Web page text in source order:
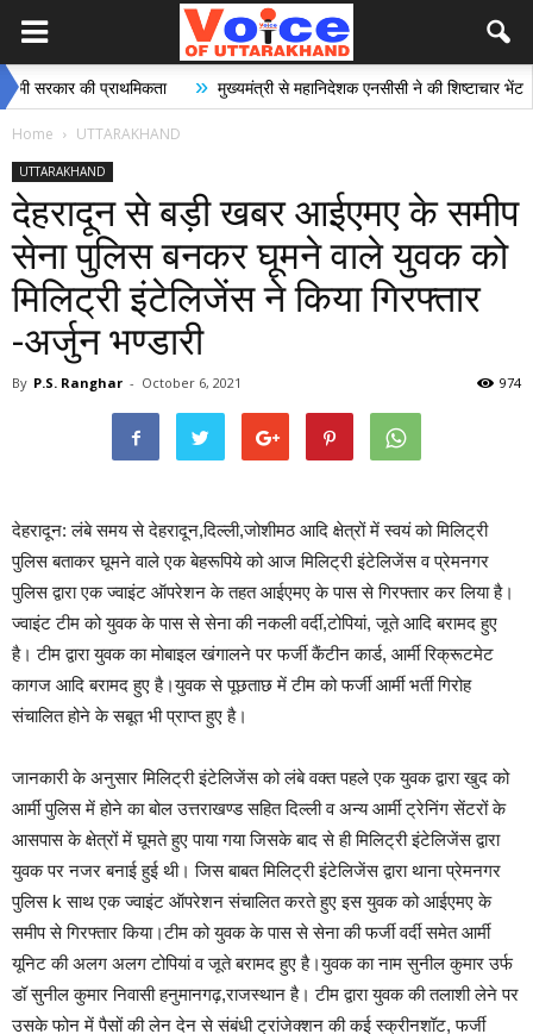
की प्राथमिकता » मुख्यमंत्री से महानिदेशक एनसीसी ने की शिष्टाचार भेंट »
Home UTTARAKHAND
UTTARAKHAND
देहरादून से बड़ी खबर आईएमए के समीप
सेना पुलिस बनकर घूमने वाले युवक को
मिलिट्री इंटेलिजेंस ने किया गिरफ्तार
-अर्जुन भण्डारी
By P.S. Ranghar - October 6, 2021 974
देहरादून: लंबे समय से देहरादून,दिल्ली,जोशीमठ आदि क्षेत्रों में स्वयं को मिलिट्री
पुलिस बताकर घूमने वाले एक बेहरूपिये को आज मिलिट्री इंटेलिजेंस व प्रेमनगर
पुलिस द्वारा एक ज्वाइंट ऑपरेशन के तहत आईएमए के पास से गिरफ्तार कर लिया है।
ज्वाइंट टीम को युवक के पास से सेना की नकली वर्दी,टोपियां, जूते आदि बरामद हुए
है। टीम द्वारा युवक का मोबाइल खंगालने पर फर्जी कैंटीन कार्ड, आर्मी रिक्रूटमेट
कागज आदि बरामद हुए है।युवक से पूछताछ में टीम को फर्जी आर्मी भर्ती गिरोह
संचालित होने के सबूत भी प्राप्त हुए है।
जानकारी के अनुसार मिलिट्री इंटेलिजेंस को लंबे वक्त पहले एक युवक द्वारा खुद को
आर्मी पुलिस में होने का बोल उत्तराखण्ड सहित दिल्ली व अन्य आर्मी ट्रेनिंग सेंटरों के
आसपास के क्षेत्रों में घूमते हुए पाया गया जिसके बाद से ही मिलिट्री इंटेलिजेंस द्वारा
युवक पर नजर बनाई हुई थी। जिस बाबत मिलिट्री इंटेलिजेंस द्वारा थाना प्रेमनगर
पुलिस k साथ एक ज्वाइंट ऑपरेशन संचालित करते हुए इस युवक को आईएमए के
समीप से गिरफ्तार किया।टीम को युवक के पास से सेना की फर्जी वर्दी समेत आर्मी
यूनिट की अलग अलग टोपियां व जूते बरामद हुए है।युवक का नाम सुनील कुमार उर्फ
डॉ सुनील कुमार निवासी हनुमानगढ़,राजस्थान है। टीम द्वारा युवक की तलाशी लेने पर
उसके फोन में पैसों की लेन देन से संबंधी ट्रांजेक्शन की कई स्क्रीनशॉट, फर्जी